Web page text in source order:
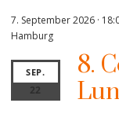
7. September 2026 ·
Hamburg
SEP.
22
8.